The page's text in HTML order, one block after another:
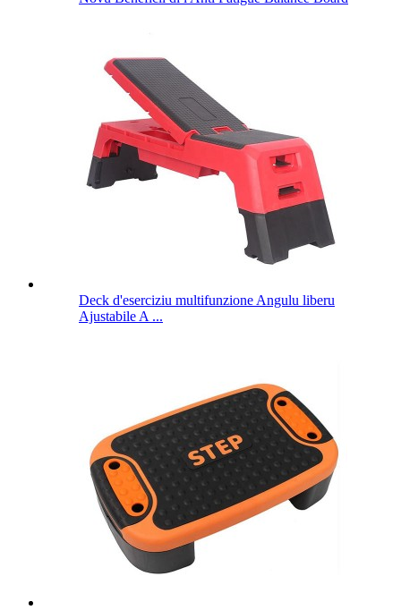
Deck d'eserciziu multifunzione Angulu liberu
Ajustabile A ...